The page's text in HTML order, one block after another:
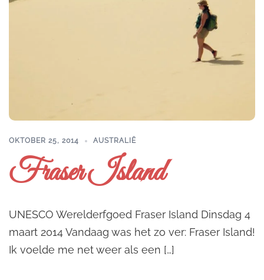
OKTOBER 25, 2014 AUSTRALIË
Fraser Island
UNESCO Werelderfgoed Fraser Island Dinsdag 4
maart 2014 Vandaag was het zo ver: Fraser Island!
Ik voelde me net weer als een […]